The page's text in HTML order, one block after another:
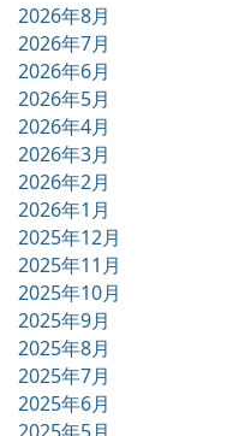
2026年8月
2026年7月
2026年6月
2026年5月
2026年4月
2026年3月
2026年2月
2026年1月
2025年12月
2025年11月
2025年10月
2025年9月
2025年8月
2025年7月
2025年6月